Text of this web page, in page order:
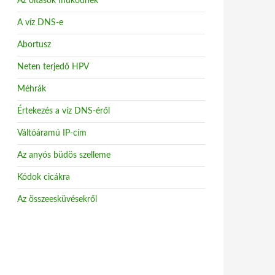
A víz DNS-e
Abortusz
Neten terjedő HPV
Méhrák
Értekezés a víz DNS-éről
Váltóáramú IP-cím
Az anyós büdös szelleme
Kódok cicákra
Az összeesküvésekről